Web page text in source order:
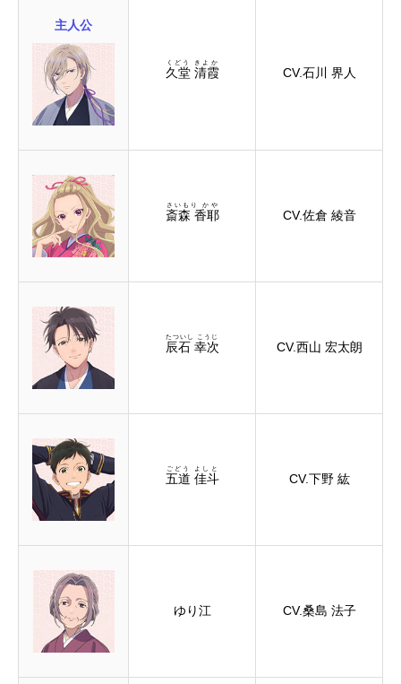
主人公
久堂 清霞
くどう きよか
CV.石川 界人
斎森 香耶
さいもり かや
CV.佐倉 綾音
辰石 幸次
たついし こうじ
CV.西山 宏太朗
五道 佳斗
ごどう よしと
CV.下野 紘
ゆり江 CV.桑島 法子